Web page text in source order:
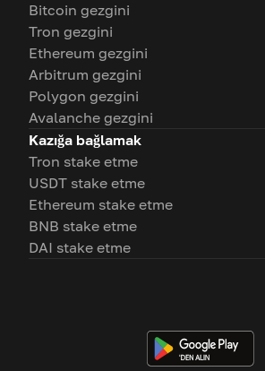
Bitcoin gezgini
Tron gezgini
Ethereum gezgini
Arbitrum gezgini
Polygon gezgini
Avalanche gezgini
Kazığa bağlamak
Tron stake etme
USDT stake etme
Ethereum stake etme
BNB stake etme
DAI stake etme